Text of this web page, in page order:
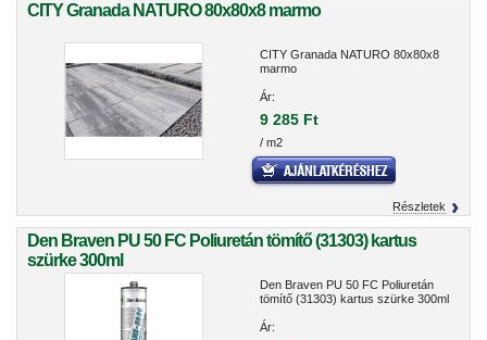
CITY Granada NATURO 80x80x8 marmo
CITY Granada NATURO 80x80x8
marmo
Ár:
9 285 Ft
/ m2
Részletek
Den Braven PU 50 FC Poliuretán tömítő (31303) kartus
szürke 300ml
Den Braven PU 50 FC Poliuretán
tömítő (31303) kartus szürke 300ml
Ár: